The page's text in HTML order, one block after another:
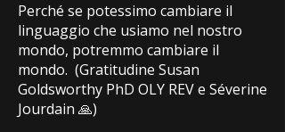
Perché se potessimo cambiare il
linguaggio che usiamo nel nostro
mondo, potremmo cambiare il
mondo. (Gratitudine Susan
Goldsworthy PhD OLY REV e Séverine
Jourdain 🙏)